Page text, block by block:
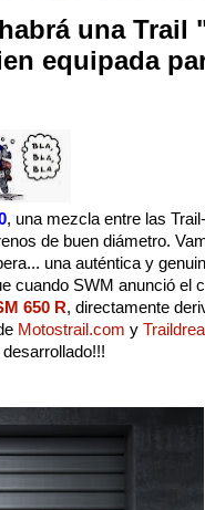
una Trail
equipada
, una mezcla entre las
de buen diámetro.
una auténtica y
cuando SWM anunció el
650 R, directamente
Motostrail.com y